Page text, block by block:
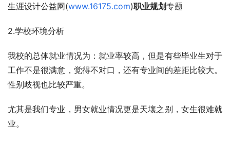
生涯设计公益网(www.16175.com)职业规划专题
2.学校环境分析
我校的总体就业情况为：就业率较高，但是有些毕业生对于
工作不是很满意，觉得不对口，还有专业间的差距比较大。
性别歧视也比较严重。
尤其是我们专业，男女就业情况更是天壤之别，女生很难就
业。